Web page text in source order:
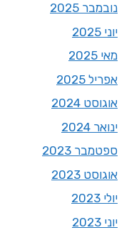
נובמבר 2025
יוני 2025
מאי 2025
אפריל 2025
אוגוסט 2024
ינואר 2024
ספטמבר 2023
אוגוסט 2023
יולי 2023
יוני 2023